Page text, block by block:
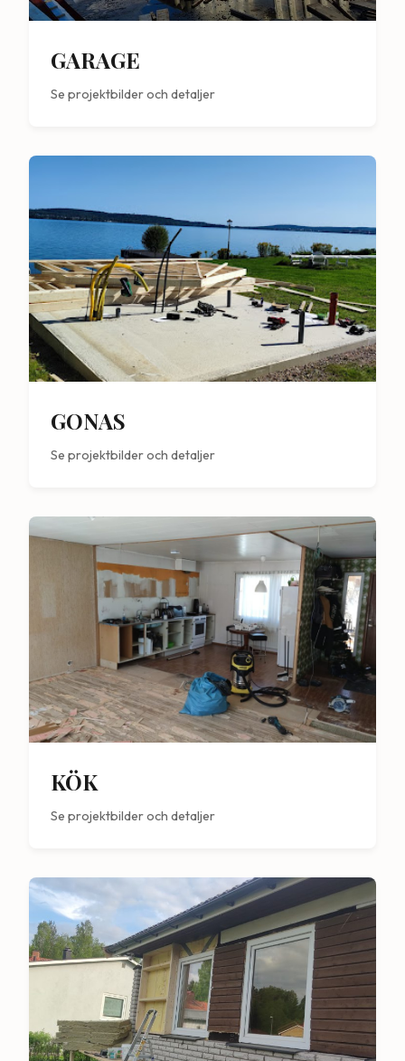
GARAGE
Se projektbilder och detaljer
GONAS
Se projektbilder och detaljer
KÖK
Se projektbilder och detaljer